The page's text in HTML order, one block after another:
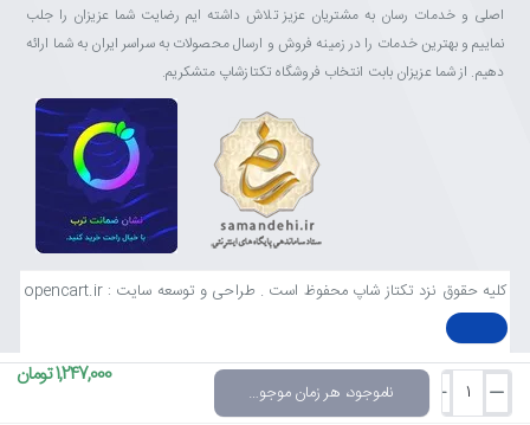
ناموجود، هر زمان موجود شد خبرم کن
1,247,000 تومان
اصلی و خدمات رسان به مشتریان عزیز تلاش داشته ایم رضایت شما عزیزان را جلب
نماییم و بهترین خدمات را در زمینه فروش و ارسال محصولات به سراسر ایران به شما ارائه
دهیم. از شما عزیزان بابت انتخاب فروشگاه تکتازشاپ متشکریم.
کلیه حقوق نزد تکتاز شاپ محفوظ است . طراحی و توسعه سایت : opencart.ir